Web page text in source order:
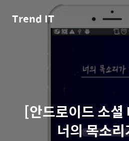
Trend IT
[안드로이드 소셜
너의 목소